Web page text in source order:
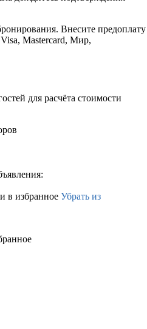
Внесите предоплату
Mastercard, Мир,
для расчёта стоимости
в избранное Убрать из